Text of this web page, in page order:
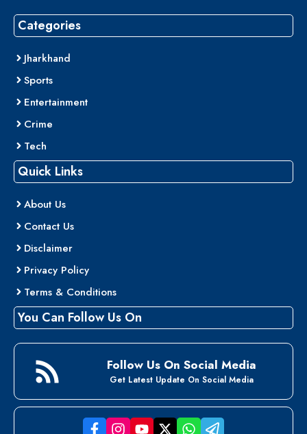
Categories
Jharkhand
Sports
Entertainment
Crime
Tech
Quick Links
About Us
Contact Us
Disclaimer
Privacy Policy
Terms & Conditions
You Can Follow Us On
Follow Us On Social Media
Get Latest Update On Social Media